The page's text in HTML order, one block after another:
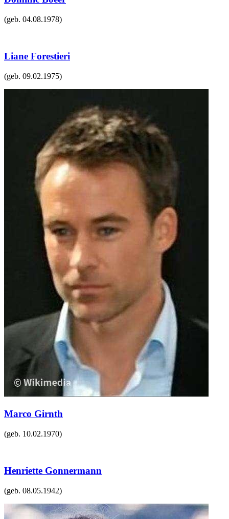
(geb. 04.08.1978)
Liane Forestieri
(geb. 09.02.1975)
Marco Girnth
(geb. 10.02.1970)
Henriette Gonnermann
(geb. 08.05.1942)